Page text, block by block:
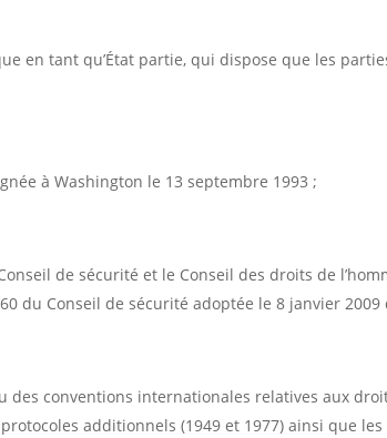
en tant qu’État partie, qui dispose que les
à Washington le 13 septembre 1993 ;
de sécurité et le Conseil des droits de
du Conseil de sécurité adoptée le 8 janvier
conventions internationales relatives aux
additionnels (1949 et 1977) ainsi que les